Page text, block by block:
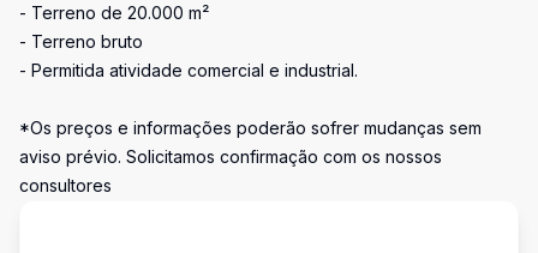
- Terreno de 20.000 m²
- Terreno bruto
- Permitida atividade comercial e industrial.
*Os preços e informações poderão sofrer mudanças sem
aviso prévio. Solicitamos confirmação com os nossos
consultores